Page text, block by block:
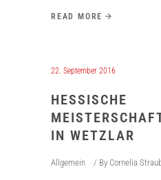
READ MORE
22. September 2016
HESSISCHE
IN WETZLAR
Allgemein By Cornelia